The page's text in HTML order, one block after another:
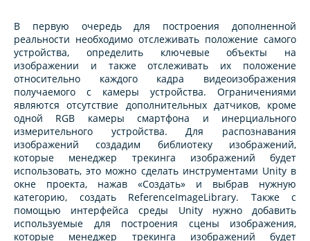
В первую очередь для построения дополненной
реальности необходимо отслеживать положение самого
устройства, определить ключевые объекты на
изображении и также отслеживать их положение
относительно каждого кадра видеоизображения
получаемого с камеры устройства. Ограничениями
являются отсутствие дополнительных датчиков, кроме
одной RGB камеры смартфона и инерциального
измерительного устройства. Для распознавания
изображений создадим библиотеку изображений,
которые менеджер трекинга изображений будет
использовать, это можно сделать инструментами Unity в
окне проекта, нажав «Создать» и выбрав нужную
категорию, создать ReferenceImageLibrary. Также с
помощью интерфейса среды Unity нужно добавить
используемые для построения сцены изображения,
которые менеджер трекинга изображений будет